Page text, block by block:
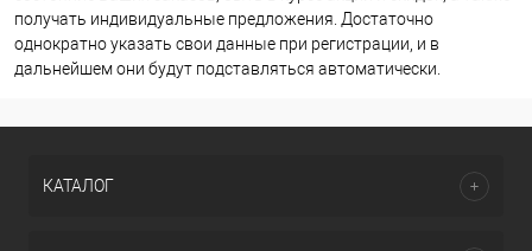
получать индивидуальные предложения. Достаточно
однократно указать свои данные при регистрации, и в
дальнейшем они будут подставляться автоматически.
КАТАЛОГ